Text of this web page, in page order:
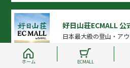
好日山荘ECMALL 公
日本最大級の登山・ア
ホーム ECMALL